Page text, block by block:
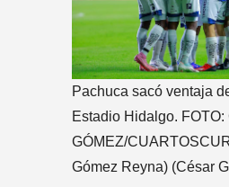
Pachuca sacó ventaja
Estadio Hidalgo. FOTO:
GÓMEZ/
Gómez Reyna) (César